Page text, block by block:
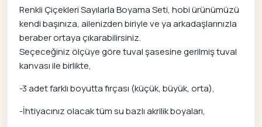
Renkli Çiçekleri Sayılarla Boyama Seti, hobi ürünümüzü
kendi başınıza, ailenizden biriyle ve ya arkadaşlarınızla
beraber ortaya çıkarabilirsiniz.
Seçeceğiniz ölçüye göre tuval şasesine gerilmiş tuval
kanvası ile birlikte,
-3 adet farklı boyutta fırçası (küçük, büyük, orta),
-İhtiyacınız olacak tüm su bazlı akrilik boyaları,